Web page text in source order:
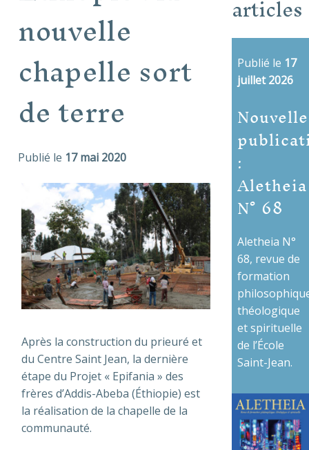
nouvelle
chapelle sort
de terre
Publié le 17 mai 2020
Après la construction du prieuré et
du Centre Saint Jean, la dernière
étape du Projet « Epifania » des
frères d’Addis-Abeba (Éthiopie) est
la réalisation de la chapelle de la
communauté.
articles
Publié le 17
juillet 2026
Nouvelle
:
Aletheia
N° 68
Aletheia N°
68, revue de
formation
théologique
et spirituelle
de l’École
Saint-Jean.